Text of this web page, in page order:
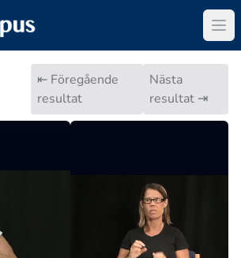
⇤ Föregående
resultat
Nästa
resultat ⇥